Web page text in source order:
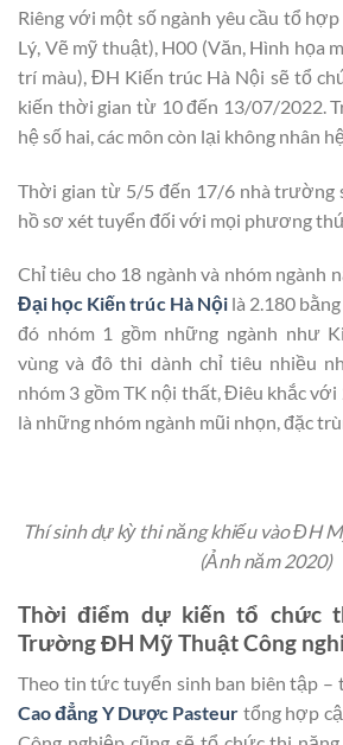
Riêng với một số ngành yêu cầu tổ hợp
Lý, Vẽ mỹ thuật), H00 (Văn, Hình họa
trí màu), ĐH Kiến trúc Hà Nội sẽ tổ
kiến thời gian từ 10 đến 13/07/2022.
hệ số hai, các môn còn lại không nhân
Thời gian từ 5/5 đến 17/6 nhà trường
hồ sơ xét tuyển đối với mọi phương
Chỉ tiêu cho 18 ngành và nhóm ngành
Đại học Kiến trúc Hà Nộilà 2.180
đó nhóm 1 gồm những ngành như
vùng và đô thi dành chỉ tiêu nhiều
nhóm 3 gồm TK nội thất, Điêu khắc
là những nhóm ngành mũi nhọn, đặc
Thí sinh dự kỳ thi năng khiếu vào ĐH
(Ảnh năm 2020)
Thời điểm dự kiến tổ chức
Trường ĐH Mỹ Thuật Công
Theo tin tức tuyển sinh ban biên tập
Cao đẳng Y Dược Pasteur tổng hợp